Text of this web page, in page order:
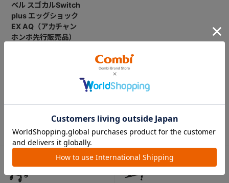
ベル スゴカルSwitch
plus エッグショック
EX AQ（アカチャン
ホンポ先行販売品）
CATEGORY
カテゴリー
（コンビ）
ベビーカー チャイルドシート